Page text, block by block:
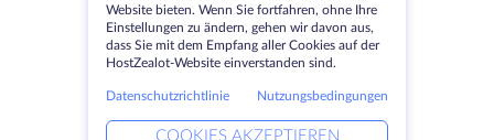
Website bieten. Wenn Sie fortfahren, ohne Ihre
Einstellungen zu ändern, gehen wir davon aus,
dass Sie mit dem Empfang aller Cookies auf der
HostZealot-Website einverstanden sind.
Datenschutzrichtlinie Nutzungsbedingungen
COOKIES AKZEPTIEREN